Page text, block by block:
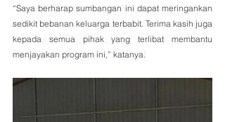
“Saya berharap sumbangan ini dapat meringankan
sedikit bebanan keluarga terbabit. Terima kasih juga
kepada semua pihak yang terlibat membantu
menjayakan program ini,” katanya.